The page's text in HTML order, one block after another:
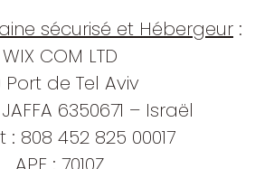
sécurisé et Hébergeur :
WIX COM LTD
Port de Tel Aviv
JAFFA 6350671 – Israël
: 808 452 825 00017